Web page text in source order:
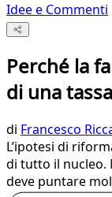
Idee e Commenti
Perché la
di una
di Francesco
L’ipotesi di
di tutto il nucleo.
deve puntare